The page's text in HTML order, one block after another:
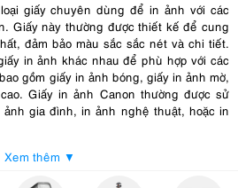
giấy chuyên dùng để in ảnh với các
Giấy này thường được thiết kế để cung
đảm bảo màu sắc sắc nét và chi tiết.
in ảnh khác nhau để phù hợp với các
gồm giấy in ảnh bóng, giấy in ảnh mờ,
Giấy in ảnh Canon thường được sử
gia đình, in ảnh nghệ thuật, hoặc in
Canon
Xem thêm ▼